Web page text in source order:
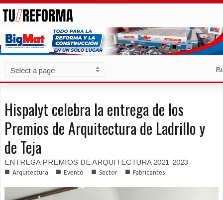
Hispalyt celebra la entrega de los
Premios de Arquitectura de Ladrillo y
de Teja
ENTREGA PREMIOS DE ARQUITECTURA 2021-2023
■ Arquitectura ■ Evento ■ Sector ■ Fabricantes